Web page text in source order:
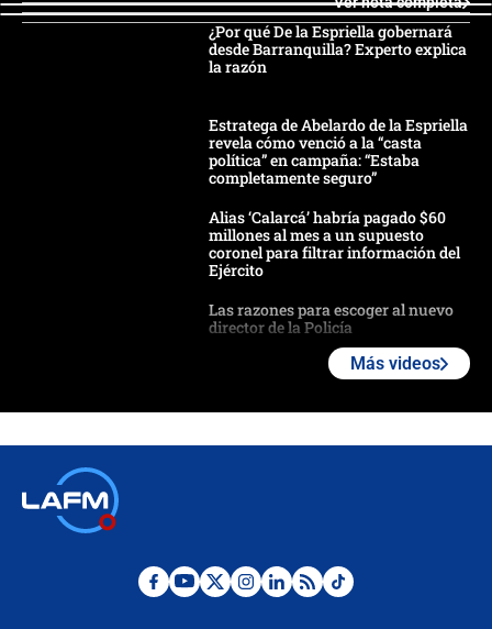
¿Por qué De la Espriella gobernará
desde Barranquilla? Experto explica
la razón
Estratega de Abelardo de la Espriella
revela cómo venció a la “casta
política” en campaña: “Estaba
completamente seguro”
Alias ‘Calarcá’ habría pagado $60
millones al mes a un supuesto
coronel para filtrar información del
Ejército
Las razones para escoger al nuevo
director de la Policía
"No hubo fraude ni posibilidad de
Más videos